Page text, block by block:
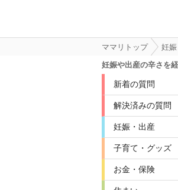
ママリトップ
妊
妊娠や出産の辛さを
新着の質問
解決済みの質問
妊娠・出産
子育て・グッズ
お金・保険